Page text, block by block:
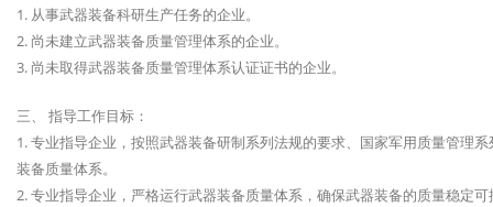
1. 从事武器装备科研生产任务的企业。
2. 尚未建立武器装备质量管理体系的企业。
3. 尚未取得武器装备质量管理体系认证证书的企业。
三、 指导工作目标：
1. 专业指导企业，按照武器装备研制系列法规的要求、国家军用质量管理
装备质量体系。
2. 专业指导企业，严格运行武器装备质量体系，确保武器装备的质量稳定